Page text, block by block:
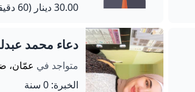
30.00 دينار
(60 دقيقة)
دعاء محمد
متواجد في عمّان،
الخبرة: 0 سنة